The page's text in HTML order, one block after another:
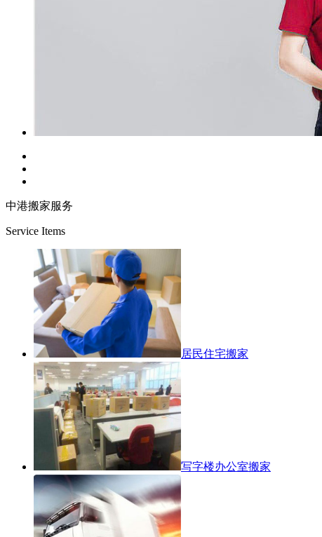
中港搬家服务
Service Items
居民住宅搬家
写字楼办公室搬家